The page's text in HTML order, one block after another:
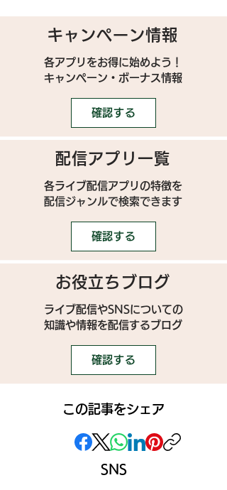
キャンペーン情報
各アプリをお得に始めよう！
キャンペーン・ボーナス情報
確認する
配信アプリ一覧
各ライブ配信アプリの特徴を
配信ジャンルで検索できます
確認する
お役立ちブログ
ライブ配信やSNSについての
​知識や情報を配信するブログ
確認する
この記事をシェア
SNS